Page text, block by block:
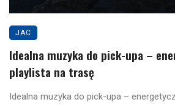
JAC
Idealna muzyka do pick-upa –
playlista na trasę
Idealna muzyka do pick-upa –